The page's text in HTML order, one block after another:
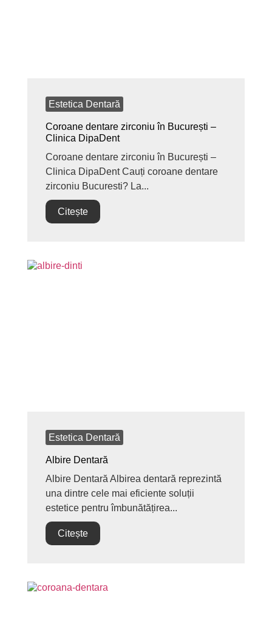
Estetica Dentară
Coroane dentare zirconiu în București –
Clinica DipaDent
Coroane dentare zirconiu în București –
Clinica DipaDent Cauți coroane dentare
zirconiu Bucuresti? La...
Citește
Estetica Dentară
Albire Dentară
Albire Dentară Albirea dentară reprezintă
una dintre cele mai eficiente soluții
estetice pentru îmbunătățirea...
Citește